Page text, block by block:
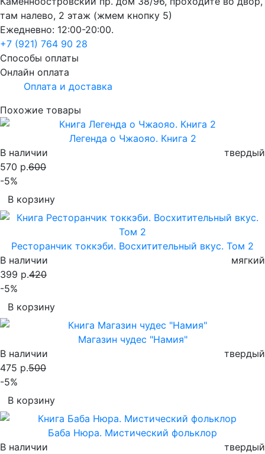
там налево, 2 этаж (жмем кнопку 5)
Ежедневно: 12:00-20:00.
+7 (921) 764 90 28
Способы оплаты
Онлайн оплата
Оплата и доставка
Похожие товары
Легенда о Чжаояо. Книга 2
В наличии
твердый
570 р.600
-5%
В корзину
Ресторанчик токкэби. Восхитительный вкус. Том 2
В наличии
мягкий
399 р.420
-5%
В корзину
Магазин чудес "Намия"
В наличии
твердый
475 р.500
-5%
В корзину
Баба Нюра. Мистический фольклор
В наличии
твердый